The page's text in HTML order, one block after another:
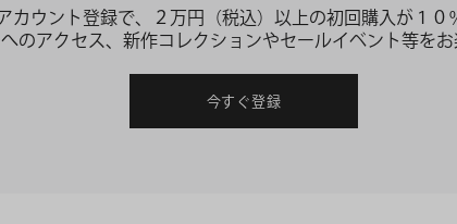
カウント登録で、２万円（税込）以上の初回購入が１０
のアクセス、新作コレクションやセールイベント等をお
今すぐ登録